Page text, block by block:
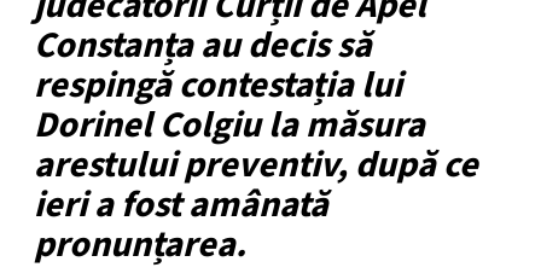
Constanța au decis să
respingă contestația lui
Dorinel Colgiu la măsura
arestului preventiv, după ce
ieri a fost amânată
pronunțarea.